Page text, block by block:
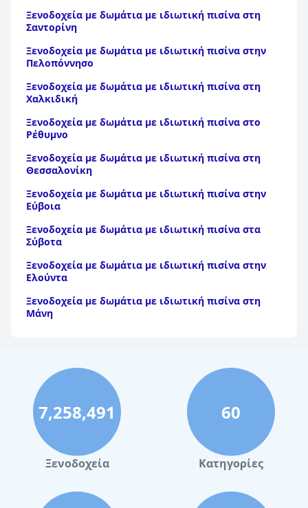
Ξενοδοχεία με δωμάτια με ιδιωτική πισίνα στη
Σαντορίνη
Ξενοδοχεία με δωμάτια με ιδιωτική πισίνα στην
Πελοπόννησο
Ξενοδοχεία με δωμάτια με ιδιωτική πισίνα στη
Χαλκιδική
Ξενοδοχεία με δωμάτια με ιδιωτική πισίνα στο
Ρέθυμνο
Ξενοδοχεία με δωμάτια με ιδιωτική πισίνα στη
Θεσσαλονίκη
Ξενοδοχεία με δωμάτια με ιδιωτική πισίνα στην
Εύβοια
Ξενοδοχεία με δωμάτια με ιδιωτική πισίνα στα
Σύβοτα
Ξενοδοχεία με δωμάτια με ιδιωτική πισίνα στην
Ελούντα
Ξενοδοχεία με δωμάτια με ιδιωτική πισίνα στη
Μάνη
Ξενοδοχεία με δωμάτια με ιδιωτική πισίνα στη
Μύκονο
Ξενοδοχεία με δωμάτια με ιδιωτική πισίνα στην
Αθήνα
Ξενοδοχεία με δωμάτια με ιδιωτική πισίνα στο
Πόρτο Χέλι
7,258,491
Ξενοδοχεία
60
Κατηγορίες